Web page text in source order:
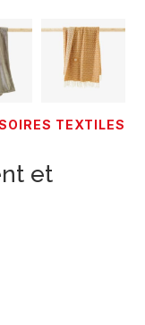
TEXTILES
et